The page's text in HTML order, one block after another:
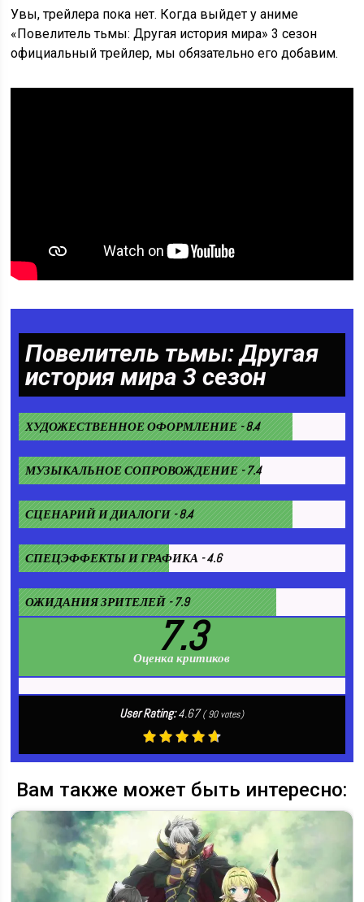
Увы, трейлера пока нет. Когда выйдет у аниме
«Повелитель тьмы: Другая история мира» 3 сезон
официальный трейлер, мы обязательно его добавим.
Повелитель тьмы: Другая
история мира 3 сезон
ХУДОЖЕСТВЕННОЕ ОФОРМЛЕНИЕ - 8.4
МУЗЫКАЛЬНОЕ СОПРОВОЖДЕНИЕ - 7.4
СЦЕНАРИЙ И ДИАЛОГИ - 8.4
СПЕЦЭФФЕКТЫ И ГРАФИКА - 4.6
ОЖИДАНИЯ ЗРИТЕЛЕЙ - 7.9
7.3
Оценка критиков
User Rating:4.67 (90votes)
Вам также может быть интересно: